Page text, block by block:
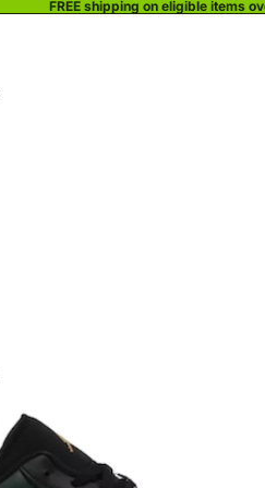
FREE shipping on eligible items